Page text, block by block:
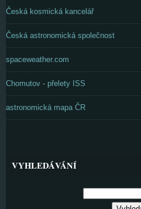
Česká kosmická kancelář
Česká astronomická společnost
spaceweather.com
Chomutov - přelety ISS
astronomická mapa ČR
VYHLEDÁVÁNÍ